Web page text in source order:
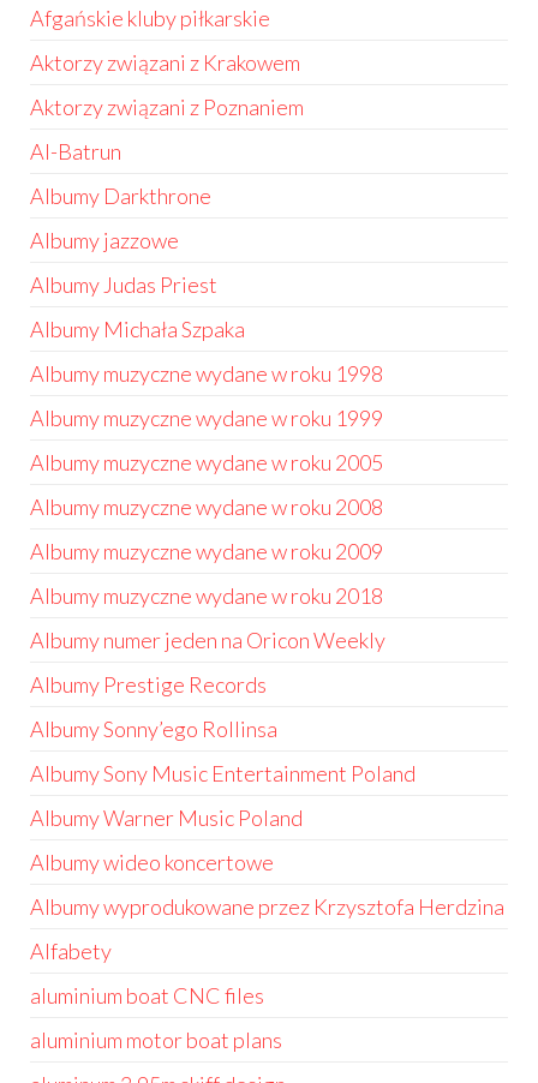
Afgańskie kluby piłkarskie
Aktorzy związani z Krakowem
Aktorzy związani z Poznaniem
Al-Batrun
Albumy Darkthrone
Albumy jazzowe
Albumy Judas Priest
Albumy Michała Szpaka
Albumy muzyczne wydane w roku 1998
Albumy muzyczne wydane w roku 1999
Albumy muzyczne wydane w roku 2005
Albumy muzyczne wydane w roku 2008
Albumy muzyczne wydane w roku 2009
Albumy muzyczne wydane w roku 2018
Albumy numer jeden na Oricon Weekly
Albumy Prestige Records
Albumy Sonny’ego Rollinsa
Albumy Sony Music Entertainment Poland
Albumy Warner Music Poland
Albumy wideo koncertowe
Albumy wyprodukowane przez Krzysztofa Herdzina
Alfabety
aluminium boat CNC files
aluminium motor boat plans